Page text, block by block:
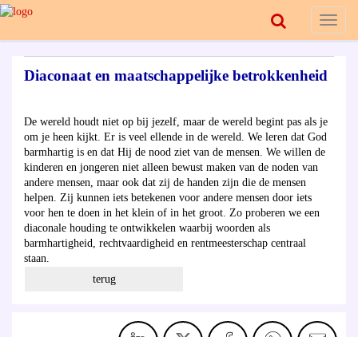
Toggle
Diaconaat en maatschappelijke betrokkenheid
De wereld houdt niet op bij jezelf, maar de wereld begint pas als je
om je heen kijkt. Er is veel ellende in de wereld. We leren dat God
barmhartig is en dat Hij de nood ziet van de mensen. We willen de
kinderen en jongeren niet alleen bewust maken van de noden van
andere mensen, maar ook dat zij de handen zijn die de mensen
helpen. Zij kunnen iets betekenen voor andere mensen door iets
voor hen te doen in het klein of in het groot. Zo proberen we een
diaconale houding te ontwikkelen waarbij woorden als
barmhartigheid, rechtvaardigheid en rentmeesterschap centraal
staan.
terug